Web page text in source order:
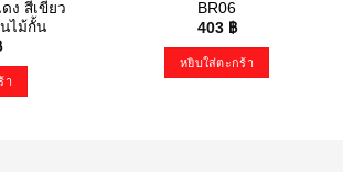
ง สีเขียว
ไม้กั้น
า
BR06
403 ฿
หยิบใส่ตะกร้า